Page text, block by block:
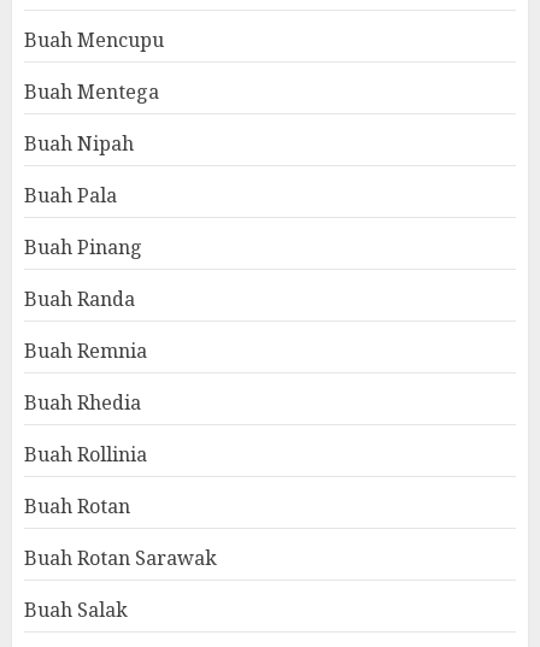
Buah Mencupu
Buah Mentega
Buah Nipah
Buah Pala
Buah Pinang
Buah Randa
Buah Remnia
Buah Rhedia
Buah Rollinia
Buah Rotan
Buah Rotan Sarawak
Buah Salak